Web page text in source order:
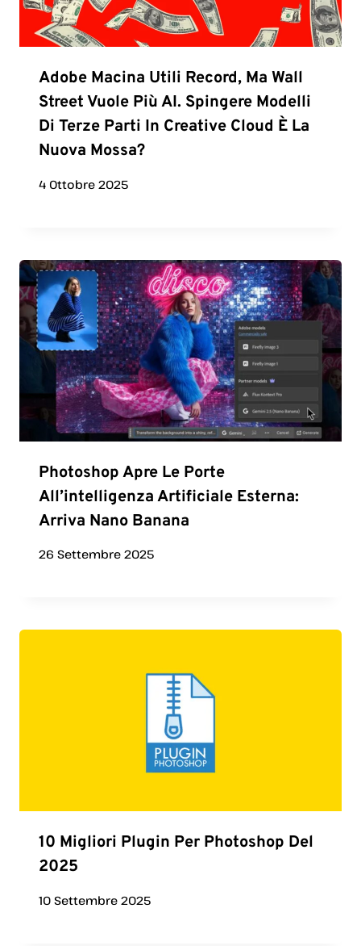
Adobe Macina Utili Record, Ma Wall
Street Vuole Più AI. Spingere Modelli
Di Terze Parti In Creative Cloud È La
Nuova Mossa?
4 Ottobre 2025
Photoshop Apre Le Porte
All’intelligenza Artificiale Esterna:
Arriva Nano Banana
26 Settembre 2025
10 Migliori Plugin Per Photoshop Del
2025
10 Settembre 2025